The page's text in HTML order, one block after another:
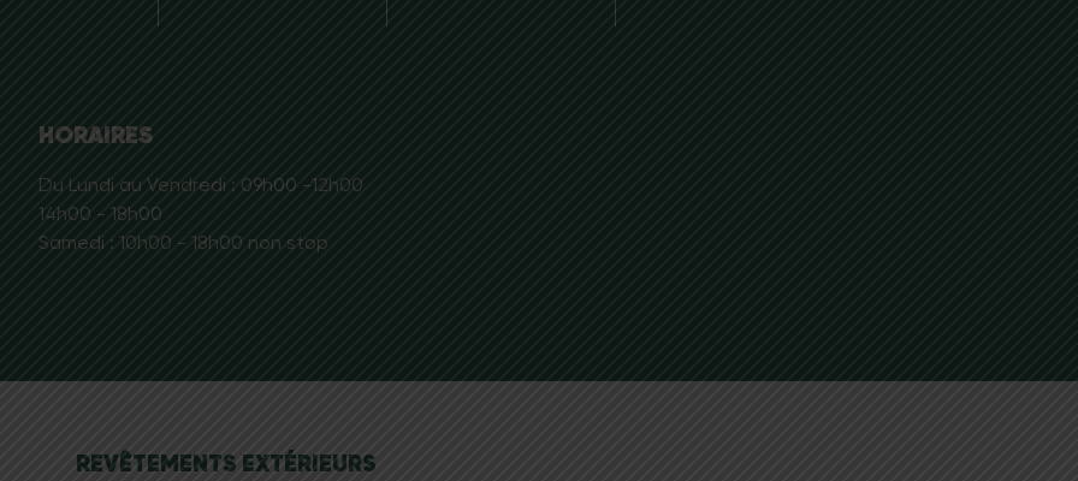
HORAIRES
Du Lundi au Vendredi : 09h00 -12h00
14h00 - 18h00
Samedi : 10h00 - 18h00 non stop
REVÊTEMENTS EXTÉRIEURS